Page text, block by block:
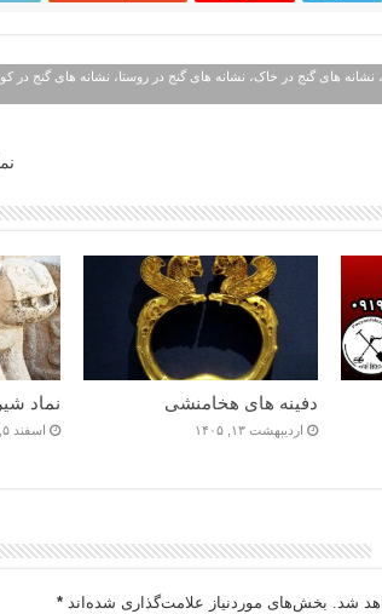
نشانه های گنج در خاک، نشانه های گنج در روستا، نشانه های گنج در
دفینه های هخامنشی
اردیبهشت ۱۳, ۱۴۰۵
نماد
اسفند ۵, ۱۴۰۴
شد. بخش‌های موردنیاز علامت‌گذاری شده‌اند *